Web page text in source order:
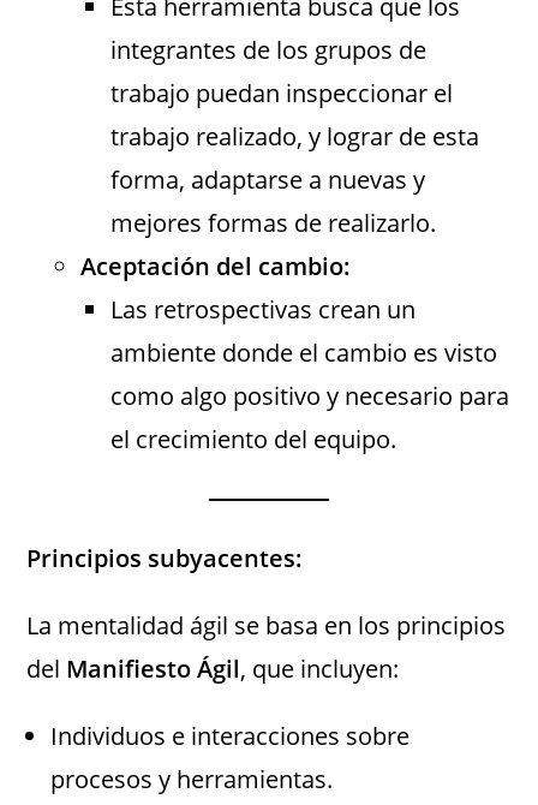
Esta herramienta busca que los
integrantes de los grupos de
trabajo puedan inspeccionar el
trabajo realizado, y lograr de esta
forma, adaptarse a nuevas y
mejores formas de realizarlo.
Aceptación del cambio:
Las retrospectivas crean un
ambiente donde el cambio es visto
como algo positivo y necesario para
el crecimiento del equipo.
Principios subyacentes:
La mentalidad ágil se basa en los principios
del Manifiesto Ágil, que incluyen:
Individuos e interacciones sobre
procesos y herramientas.